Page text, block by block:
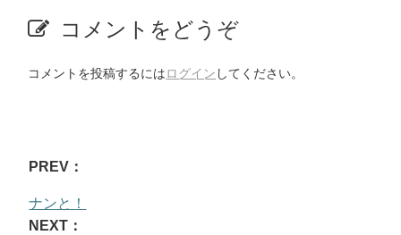
コメントをどうぞ
コメントを投稿するにはログイン してください。
PREV：
ナンと！
NEXT：